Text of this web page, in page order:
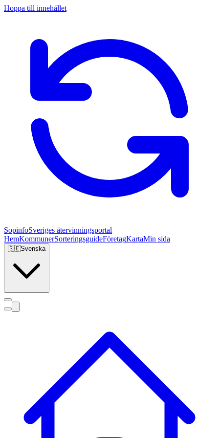
Hoppa till innehållet
SopinfoSveriges återvinningsportal
HemKommunerSorteringsguideFöretagKartaMin sida
🇸🇪Svenska